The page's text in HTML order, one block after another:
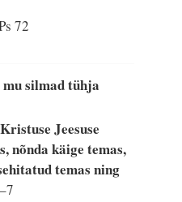
72
silmad tühja
Jeesuse
nõnda käige temas,
temas ning